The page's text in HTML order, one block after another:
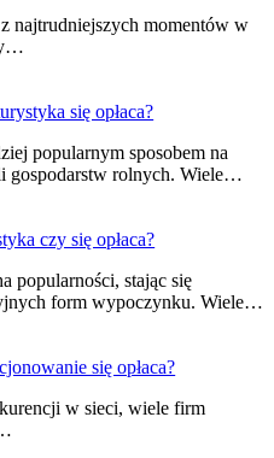
najtrudniejszych momentów w
się opłaca?
popularnym sposobem na
gospodarstw rolnych. Wiele…
czy się opłaca?
popularności, stając się
form wypoczynku. Wiele…
się opłaca?
w sieci, wiele firm